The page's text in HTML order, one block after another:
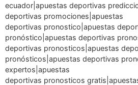
ecuador|apuestas deportivas
deportivas promociones|apuestas
deportivas pronostico|apuestas
pronóstico|apuestas deportivas
deportivas pronosticos|apuestas
pronósticos|apuestas deportivas
expertos|apuestas
deportivas pronosticos